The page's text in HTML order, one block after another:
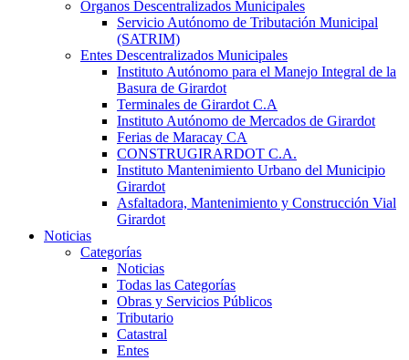
Órganos Descentralizados Municipales
Servicio Autónomo de Tributación Municipal
(SATRIM)
Entes Descentralizados Municipales
Instituto Autónomo para el Manejo Integral de la
Basura de Girardot
Terminales de Girardot C.A
Instituto Autónomo de Mercados de Girardot
Ferias de Maracay CA
CONSTRUGIRARDOT C.A.
Instituto Mantenimiento Urbano del Municipio
Girardot
Asfaltadora, Mantenimiento y Construcción Vial
Girardot
Noticias
Categorías
Noticias
Todas las Categorías
Obras y Servicios Públicos
Tributario
Catastral
Entes